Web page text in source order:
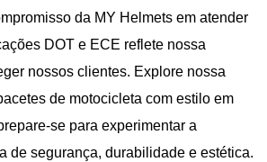
da MY Helmets em atender
DOT e ECE reflete nossa
nossos clientes. Explore nossa
de motocicleta com estilo em
se para experimentar a
de segurança, durabilidade e estética.